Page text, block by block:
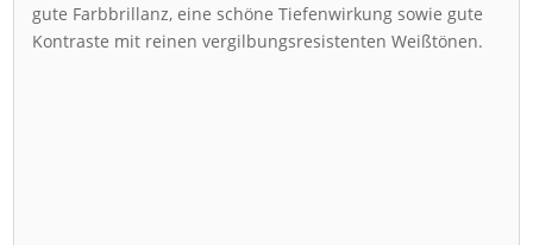
gute Farbbrillanz, eine schöne Tiefenwirkung sowie gute
Kontraste mit reinen vergilbungsresistenten Weißtönen.